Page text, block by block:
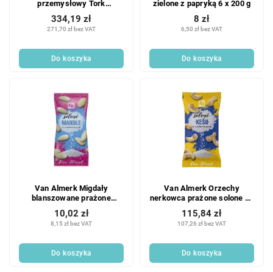
przemysłowy Tork
Advanced 430 duża rolka
niebieski - 1 szt.
271,70 zł bez VAT
334,19 zł
Do koszyka
zielone z papryką 6 x 200 g
6,50 zł bez VAT
8 zł
Do koszyka
Van Almerk Migdały
blanszowane prażone
solone 12 x 60 g
8,15 zł bez VAT
10,02 zł
Do koszyka
Van Almerk Orzechy
nerkowca prażone solone 12
x 60 g
107,26 zł bez VAT
115,84 zł
Do koszyka